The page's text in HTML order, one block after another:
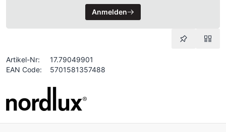
Anmelden
Artikel-Nr:
17.79049901
EAN Code:
5701581357488